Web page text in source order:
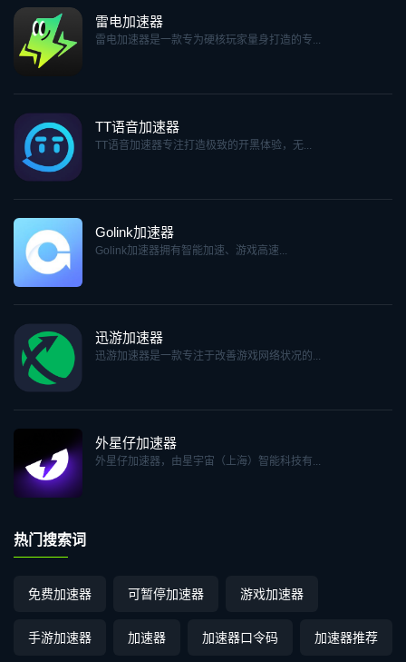
雷电加速器
雷电加速器是一款专为硬核玩家量身打造的专...
TT语音加速器
TT语音加速器专注打造极致的开黑体验，无...
Golink加速器
Golink加速器拥有智能加速、游戏高速...
迅游加速器
迅游加速器是一款专注于改善游戏网络状况的...
外星仔加速器
外星仔加速器，由星宇宙（上海）智能科技有...
热门搜索词
免费加速器 可暂停加速器 游戏加速器
手游加速器 加速器 加速器口令码 加速器推荐